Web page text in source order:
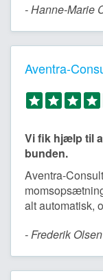
- Hanne-Marie
Aventra-
Vi fik hjælp til
bunden.
Aventra-
alt automatisk,
- Frederik